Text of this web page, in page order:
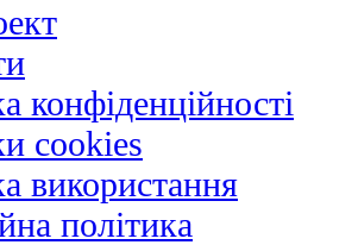
конфіденційності
cookies
використання
політика